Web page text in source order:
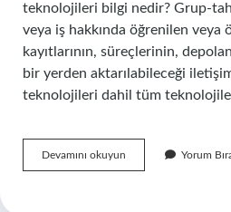
teknolojileri bilgi nedir? Grup-
veya iş hakkında öğrenilen veya
kayıtlarının, süreçlerinin,
bir yerden aktarılabileceği
teknolojileri dahil tüm
Devamını okuyun
Sınıf
Yorum